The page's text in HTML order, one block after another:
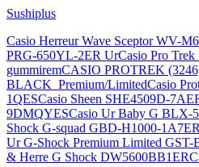
Sushiplus
Casio Herreur Wave Sceptor WV-
PRG-650YL-2ER UrCasio Pro
gummiremCASIO PROTREK
BLACK_Premium/LimitedCasio
1QESCasio Sheen SHE4509D-
9DMQYESCasio Ur Baby G BLX-
Shock G-squad GBD-H1000-1A7ER
Ur G-Shock Premium Limited GST-
& Herre G Shock DW5600BB1ER